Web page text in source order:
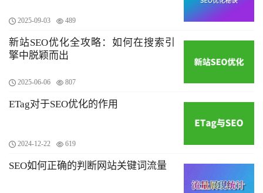
2025-09-03 489
新站SEO优化全攻略：如何在搜索引
擎中脱颖而出
2025-06-06 807
ETag对于SEO优化的作用
2024-12-22 619
SEO如何正确的判断网站关键词流量